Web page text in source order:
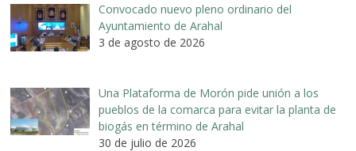
Convocado nuevo pleno ordinario del
Ayuntamiento de Arahal
3 de agosto de 2026
Una Plataforma de Morón pide unión a los
pueblos de la comarca para evitar la planta de
biogás en término de Arahal
30 de julio de 2026